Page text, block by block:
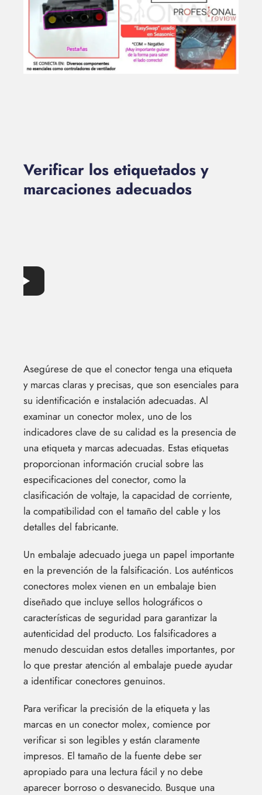
Verificar los etiquetados y
marcaciones adecuados
Asegúrese de que el conector tenga una etiqueta
y marcas claras y precisas, que son esenciales para
su identificación e instalación adecuadas. Al
examinar un conector molex, uno de los
indicadores clave de su calidad es la presencia de
una etiqueta y marcas adecuadas. Estas etiquetas
proporcionan información crucial sobre las
especificaciones del conector, como la
clasificación de voltaje, la capacidad de corriente,
la compatibilidad con el tamaño del cable y los
detalles del fabricante.
Un embalaje adecuado juega un papel importante
en la prevención de la falsificación. Los auténticos
conectores molex vienen en un embalaje bien
diseñado que incluye sellos holográficos o
características de seguridad para garantizar la
autenticidad del producto. Los falsificadores a
menudo descuidan estos detalles importantes, por
lo que prestar atención al embalaje puede ayudar
a identificar conectores genuinos.
Para verificar la precisión de la etiqueta y las
marcas en un conector molex, comience por
verificar si son legibles y están claramente
impresos. El tamaño de la fuente debe ser
apropiado para una lectura fácil y no debe
aparecer borroso o desvanecido. Busque una